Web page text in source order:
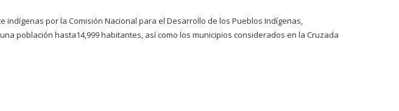
por la Comisión Nacional para el Desarrollo de los Pueblos Indígenas,
población hasta14,999 habitantes, así como los municipios considerados en la Cruzada